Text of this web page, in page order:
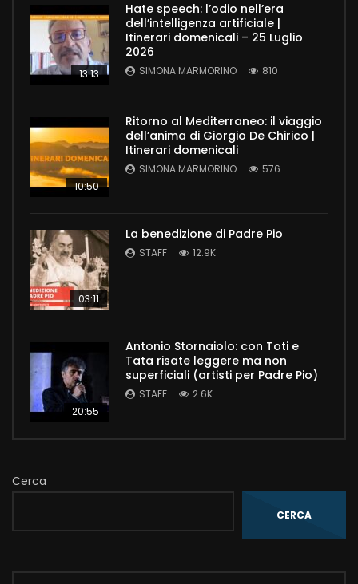
13:13
Hate speech: l’odio nell’era
dell’intelligenza artificiale |
Itinerari domenicali – 25 Luglio
2026
SIMONA MARMORINO 810
10:50
Ritorno al Mediterraneo: il viaggio
dell’anima di Giorgio De Chirico |
Itinerari domenicali
SIMONA MARMORINO 576
03:11
La benedizione di Padre Pio
STAFF 12.9K
20:55
Antonio Stornaiolo: con Toti e
Tata risate leggere ma non
superficiali (artisti per Padre Pio)
STAFF 2.6K
Cerca
CERCA